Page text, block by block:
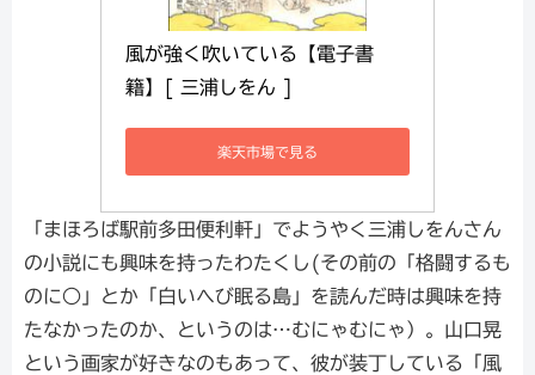
風が強く吹いている【電子書
籍】[ 三浦しをん ]
楽天市場で見る
「まほろば駅前多田便利軒」でようやく三浦しをんさん
の小説にも興味を持ったわたくし(その前の「格闘するも
のに○」とか「白いへび眠る島」を読んだ時は興味を持
たなかったのか、というのは…むにゃむにゃ）。山口晃
という画家が好きなのもあって、彼が装丁している「風